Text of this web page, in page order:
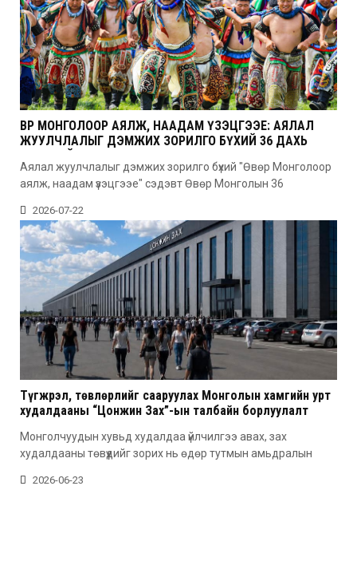
ӨВӨР МОНГОЛООР АЯЛЖ, НААДАМ ҮЗЭЦГЭЭЕ: АЯЛАЛ
ЖУУЛЧЛАЛЫГ ДЭМЖИХ ЗОРИЛГО БҮХИЙ 36 ДАХЬ
Аялал жуулчлалыг дэмжих зорилго бүхий "Өвөр Монголоор
аялж, наадам үзэцгээе" сэдэвт Өвөр Монголын 36
2026-07-22
Түгжрэл, төвлөрлийг сааруулах Монголын хамгийн урт
худалдааны “Цонжин Зах”-ын талбайн борлуулалт
Монголчуудын хувьд худалдаа үйлчилгээ авах, зах
худалдааны төвүүдийг зорих нь өдөр тутмын амьдралын
2026-06-23